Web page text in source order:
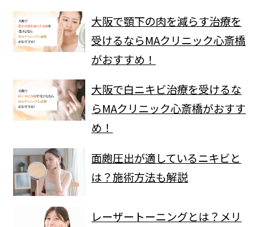
大阪で顎下の肉を減らす治療を
受けるならMAクリニック心斎橋
がおすすめ！
大阪で白ニキビ治療を受けるな
らMAクリニック心斎橋がおすす
め！
面皰圧出が適しているニキビと
は？施術方法も解説
レーザートーニングとは？メリ